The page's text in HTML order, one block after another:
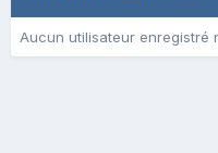
Aucun utilisateur enregistré